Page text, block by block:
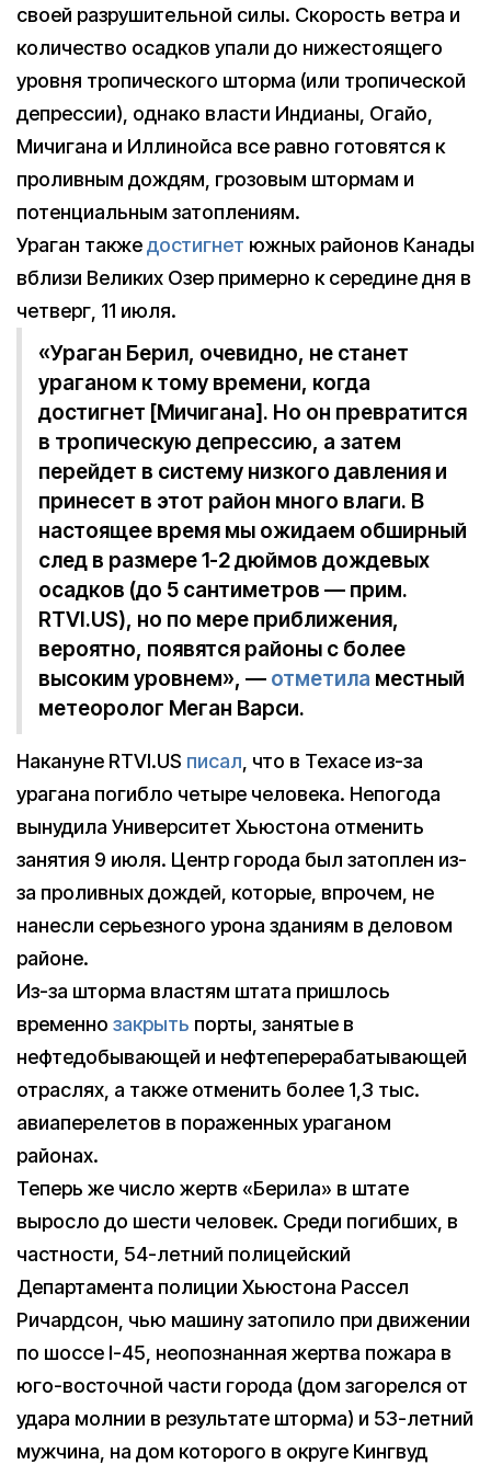
своей разрушительной силы. Скорость ветра и
количество осадков упали до нижестоящего
уровня тропического шторма (или тропической
депрессии), однако власти Индианы, Огайо,
Мичигана и Иллинойса все равно готовятся к
проливным дождям, грозовым штормам и
потенциальным затоплениям.
Ураган такжедостигнет южных районов Канады
вблизи Великих Озер примерно к середине дня в
четверг, 11 июля.
«Ураган Берил, очевидно, не станет
ураганом к тому времени, когда
достигнет [Мичигана]. Но он превратится
в тропическую депрессию, а затем
перейдет в систему низкого давления и
принесет в этот район много влаги. В
настоящее время мы ожидаем обширный
след в размере 1-2 дюймов дождевых
осадков (до 5 сантиметров — прим.
RTVI.US), но по мере приближения,
вероятно, появятся районы с более
высоким уровнем», — отметила местный
метеоролог Меган Варси.
Накануне RTVI.US писал, что в Техасе из-за
урагана погибло четыре человека. Непогода
вынудила Университет Хьюстона отменить
занятия 9 июля. Центр города был затоплен из-
за проливных дождей, которые, впрочем, не
нанесли серьезного урона зданиям в деловом
районе.
Из-за шторма властям штата пришлось
временно закрыть порты, занятые в
нефтедобывающей и нефтеперерабатывающей
отраслях, а также отменить более 1,3 тыс.
авиаперелетов в пораженных ураганом
районах.
Теперь же число жертв «Берила» в штате
выросло до шести человек. Среди погибших, в
частности, 54-летний полицейский
Департамента полиции Хьюстона Рассел
Ричардсон, чью машину затопило при движении
по шоссе I-45, неопознанная жертва пожара в
юго-восточной части города (дом загорелся от
удара молнии в результате шторма) и 53-летний
мужчина, на дом которого в округе Кингвуд